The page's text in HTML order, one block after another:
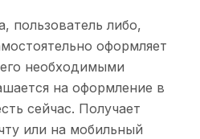
пользователь либо,
оформляет
необходимыми
на оформление в
сейчас. Получает
или на мобильный